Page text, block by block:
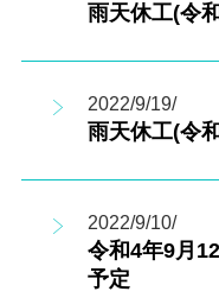
雨天休工(令
2022/9/19/
雨天休工(令
2022/9/10/
令和4年9月
予定